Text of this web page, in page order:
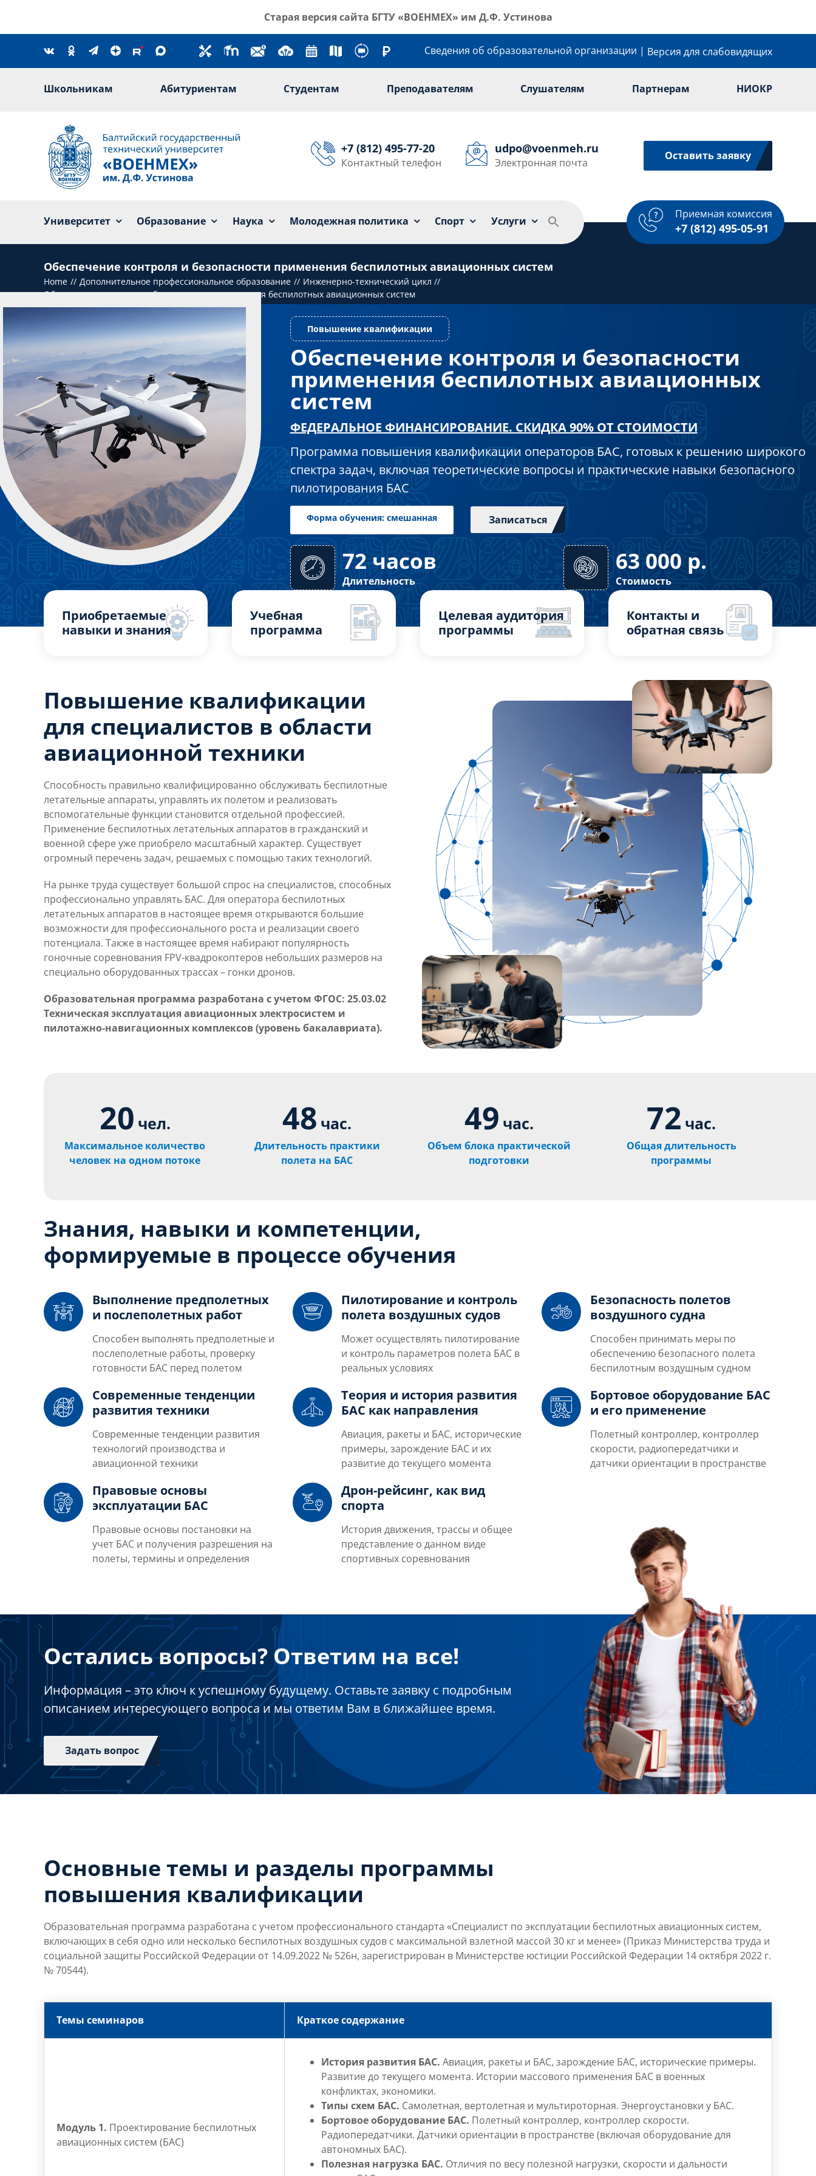
content
Старая версия сайта БГТУ «ВОЕНМЕХ» им Д.Ф. Устинова
Сведения об образовательной организации | Версия для слабовидящих
Школьникам Абитуриентам Студентам Преподавателям Слушателям Партнерам НИОКР
+7 (812) 495-77-20
Контактный телефон
udpo@voenmeh.ru
Электронная почта
Оставить заявку
Университет Образование Наука Молодежная политика Спорт Услуги
Приемная комиссия
+7 (812) 495-05-91
Университет Образование Наука Молодежная политика Спорт Услуги
Обеспечение контроля и безопасности применения беспилотных авиационных систем
Home Дополнительное профессиональное образование
Инженерно-технический цикл
Обеспечение контроля и безопасности применения беспилотных авиационных систем
Повышение квалификации
Обеспечение контроля и безопасности
применения беспилотных авиационных
систем
ФЕДЕРАЛЬНОЕ ФИНАНСИРОВАНИЕ. СКИДКА 90% ОТ СТОИМОСТИ
Программа повышения квалификации операторов БАС, готовых к решению широкого
спектра задач, включая теоретические вопросы и практические навыки безопасного
пилотирования БАС
Форма обучения: смешанная
Записаться
72 часов
Длительность
63 000р.
Стоимость
Приобретаемые
навыки и знания
Учебная
программа
Целевая аудитория
программы
Контакты и
обратная связь
Повышение квалификации
для специалистов в области
авиационной техники
Способность правильно квалифицированно обслуживать беспилотные
летательные аппараты, управлять их полетом и реализовать
вспомогательные функции становится отдельной профессией.
Применение беспилотных летательных аппаратов в гражданский и
военной сфере уже приобрело масштабный характер. Существует
огромный перечень задач, решаемых с помощью таких технологий.
На рынке труда существует большой спрос на специалистов, способных
профессионально управлять БАС. Для оператора беспилотных
летательных аппаратов в настоящее время открываются большие
возможности для профессионального роста и реализации своего
потенциала. Также в настоящее время набирают популярность
гоночные соревнования FPV-квадрокоптеров небольших размеров на
специально оборудованных трассах – гонки дронов.
Образовательная программа разработана с учетом ФГОС: 25.03.02
Техническая эксплуатация авиационных электросистем и
пилотажно-навигационных комплексов (уровень бакалавриата).
20 чел.
Максимальное количество
человек на одном потоке
48 час.
Длительность практики
полета на БАС
49 час.
Объем блока практической
подготовки
72 час.
Общая длительность
программы
Знания, навыки и компетенции,
формируемые в процессе обучения
Выполнение предполетных
и послеполетных работ
Способен выполнять предполетные и
послеполетные работы, проверку
готовности БАС перед полетом
Пилотирование и контроль
полета воздушных судов
Может осуществлять пилотирование
и контроль параметров полета БАС в
реальных условиях
Безопасность полетов
воздушного судна
Способен принимать меры по
обеспечению безопасного полета
беспилотным воздушным судном
Современные тенденции
развития техники
Современные тенденции развития
технологий производства и
авиационной техники
Теория и история развития
БАС как направления
Авиация, ракеты и БАС, исторические
примеры, зарождение БАС и их
развитие до текущего момента
Бортовое оборудование БАС
и его применение
Полетный контроллер, контроллер
скорости, радиопередатчики и
датчики ориентации в пространстве
Правовые основы
эксплуатации БАС
Правовые основы постановки на
учет БАС и получения разрешения на
полеты, термины и определения
Дрон-рейсинг, как вид
спорта
История движения, трассы и общее
представление о данном виде
спортивных соревнования
Остались вопросы? Ответим на все!
Информация – это ключ к успешному будущему. Оставьте заявку с подробным
описанием интересующего вопроса и мы ответим Вам в ближайшее время.
Задать вопрос
Основные темы и разделы программы
повышения квалификации
Образовательная программа разработана с учетом профессионального стандарта «Специалист по эксплуатации беспилотных авиационных систем,
включающих в себя одно или несколько беспилотных воздушных судов с максимальной взлетной массой 30 кг и менее» (Приказ Министерства труда и
социальной защиты Российской Федерации от 14.09.2022 № 526н, зарегистрирован в Министерстве юстиции Российской Федерации 14 октября 2022 г.
№ 70544).
Темы семинаров Краткое содержание
Модуль 1. Проектирование беспилотных
авиационных систем (БАС)
История развития БАС. Авиация, ракеты и БАС, зарождение БАС, исторические примеры.
Развитие до текущего момента. Истории массового применения БАС в военных
конфликтах, экономики.
Типы схем БАС. Самолетная, вертолетная и мультироторная. Энергоустановки у БАС.
Бортовое оборудование БАС. Полетный контроллер, контроллер скорости.
Радиопередатчики. Датчики ориентации в пространстве (включая оборудование для
автономных БАС).
Полезная нагрузка БАС. Отличия по весу полезной нагрузки, скорости и дальности